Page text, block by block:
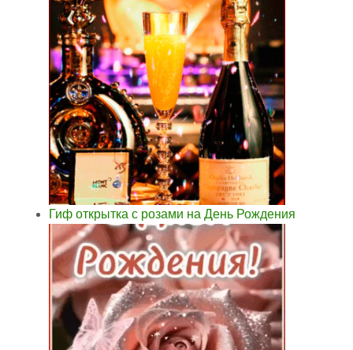
Гиф открытка с розами на День Рождения